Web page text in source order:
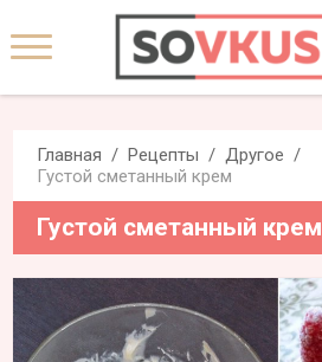
Главная Рецепты
Другое
Густой сметанный крем
Густой сметанный крем